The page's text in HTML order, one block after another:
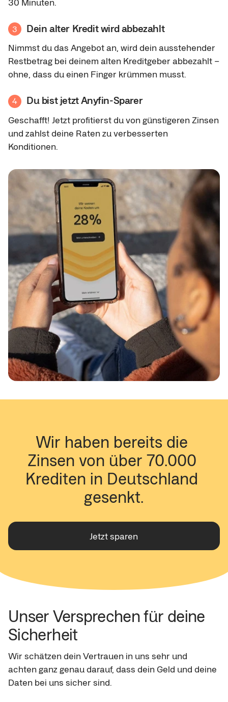
3 Dein alter Kredit wird abbezahlt
Nimmst du das Angebot an, wird dein ausstehender
Restbetrag bei deinem alten Kreditgeber abbezahlt –
ohne, dass du einen Finger krümmen musst.
4 Du bist jetzt Anyfin-Sparer
Geschafft! Jetzt profitierst du von günstigeren Zinsen
und zahlst deine Raten zu verbesserten
Konditionen.
Wir haben bereits die
Zinsen von über 70.000
Krediten in Deutschland
gesenkt.
Jetzt sparen
Unser Versprechen für deine
Sicherheit
Wir schätzen dein Vertrauen in uns sehr und
achten ganz genau darauf, dass dein Geld und deine
Daten bei uns sicher sind.